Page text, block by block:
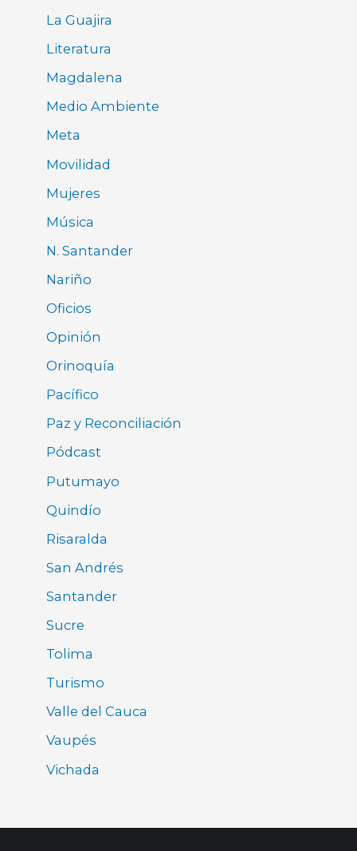
La Guajira
Literatura
Magdalena
Medio Ambiente
Meta
Movilidad
Mujeres
Música
N. Santander
Nariño
Oficios
Opinión
Orinoquía
Pacífico
Paz y Reconciliación
Pódcast
Putumayo
Quindío
Risaralda
San Andrés
Santander
Sucre
Tolima
Turismo
Valle del Cauca
Vaupés
Vichada